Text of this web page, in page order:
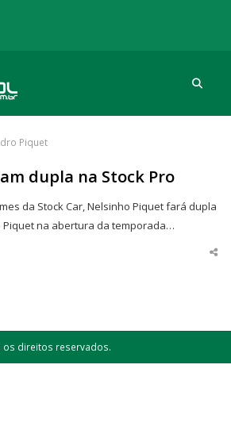
as melhores coberturas
Piquet
dupla na Stock Pro
da Stock Car, Nelsinho Piquet fará dupla
Piquet na abertura da temporada…
os direitos reservados.